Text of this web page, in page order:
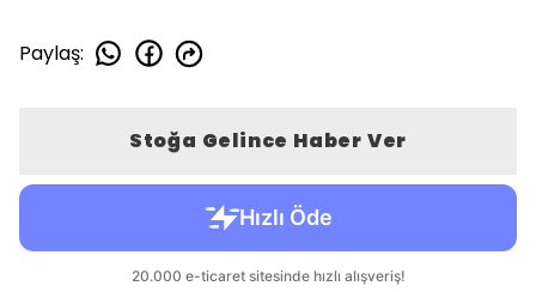
Paylaş:
Stoğa Gelince Haber Ver